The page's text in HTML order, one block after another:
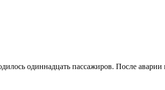
одиннадцать пассажиров. После аварии